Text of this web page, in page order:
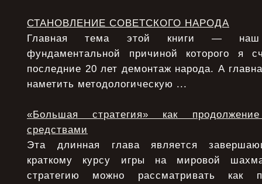
СТАНОВЛЕНИЕ СОВЕТСКОГО НАРОДА
Главная тема этой книги — наш
фундаментальной причиной которого я
последние 20 лет демонтаж народа. А
наметить методологическую ...
«Большая стратегия» как
средствами
Эта длинная глава является
краткому курсу игры на мировой
стратегию можно рассматривать как